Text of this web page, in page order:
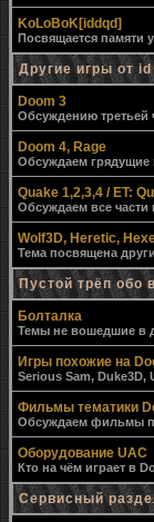
KoLoBoK[iddqd]
Посвящается памяти
Другие игры от id
Doom 3
Обсуждению третьей
Doom 4, Rage
Обсуждаем грядущие
Quake 1,2,3,4 / ET:
Обсуждаем все части
Wolf3D, Heretic,
Тема посвящена
Пустой трёп обо
Болталка
Темы не вошедшие в
Игры похожие на
Serious Sam, Duke3D,
Фильмы тематики
Обсуждаем фильмы
Оборудование UAC
Кто на чём играет в
Сервисный